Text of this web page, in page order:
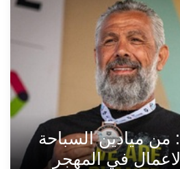
من ميادين السباحة
في المهجر